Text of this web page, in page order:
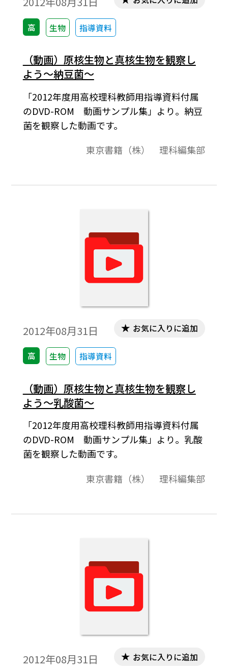
高 生物 指導資料
（動画）原核生物と真核生物を観察し
よう～納豆菌～
「2012年度用高校理科教師用指導資料付属
のDVD-ROM 動画サンプル集」より。納豆
菌を観察した動画です。
東京書籍（株） 理科編集部
2012年08月31日
高 生物 指導資料
お気に入りに追加
（動画）原核生物と真核生物を観察し
よう～乳酸菌～
「2012年度用高校理科教師用指導資料付属
のDVD-ROM 動画サンプル集」より。乳酸
菌を観察した動画です。
東京書籍（株） 理科編集部
2012年08月31日 お気に入りに追加